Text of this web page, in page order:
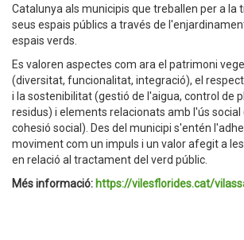
Catalunya als municipis que treballen per a la
seus espais públics a través de
espais verds.
Es valoren aspectes com ara el patrimoni
(diversitat, funcionalitat, integració), el
i la sostenibilitat (gestió de l'aigua, control de
residus) i elements relacionats amb l'ús
cohesió social). Des del municipi s'entén
moviment com un impuls i un valor afegit a
en relació al tractament del verd públic.
Més informació: https://vilesflorides.cat/